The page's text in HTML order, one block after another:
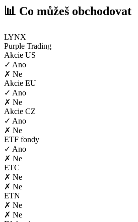
📊 Co můžeš obchodovat
LYNX
Purple Trading
Akcie US
✓ Ano
✗ Ne
Akcie EU
✓ Ano
✗ Ne
Akcie CZ
✓ Ano
✗ Ne
ETF fondy
✓ Ano
✗ Ne
ETC
✗ Ne
✗ Ne
ETN
✗ Ne
✗ Ne